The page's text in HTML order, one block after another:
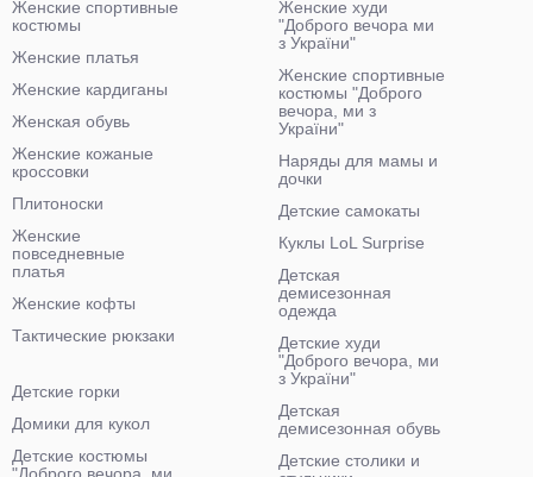
Женские спортивные
костюмы
Женские платья
Женские кардиганы
Женская обувь
Женские кожаные
кроссовки
Плитоноски
Женские
повседневные
платья
Женские кофты
Тактические рюкзаки
Женские худи
"Доброго вечора ми
з України"
Женские спортивные
костюмы "Доброго
вечора, ми з
України"
Наряды для мамы и
дочки
Детские самокаты
Куклы LoL Surprise
Детская
демисезонная
одежда
Детские худи
"Доброго вечора, ми
з України"
Детская
демисезонная обувь
Детские столики и
Детские горки
Домики для кукол
Детские костюмы